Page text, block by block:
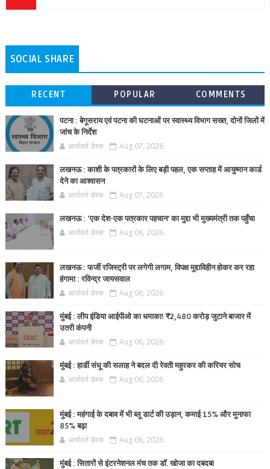
SOCIAL SHARE
RECENT POPULAR COMMENTS
पटना : बेगूसराय एवं पटना की घटनाओं पर स्वास्थ्य विभाग सख्त, दोनों जिलों में
जांच के निर्देश
आर्यावर्त डेस्क Aug 07, 2026
लखनऊ : काशी के पत्रकारों के लिए बड़ी पहल, एक सप्ताह में आयुष्मान कार्ड
देने का आश्वासन
आर्यावर्त डेस्क Aug 07, 2026
लखनऊ : ‘एक देश-एक पत्रकार पहचान’ का मुद्दा भी मुख्यमंत्री तक पहुँचा
आर्यावर्त डेस्क Aug 06, 2026
लखनऊ : फर्जी रजिस्ट्री पर लगेगी लगाम, विपक्ष मुद्दाविहीन होकर कर रहा
हंगामा : रविन्द्र जायसवाल
आर्यावर्त डेस्क Aug 06, 2026
मुंबई : लीप इंडिया आईपीओ का धमाका! ₹2,480 करोड़ जुटाने बाजार में
उतरी कंपनी
आर्यावर्त डेस्क Aug 06, 2026
मुंबई : हार्डी संधू की सलाह ने बदल दी रेवती महुरकर की करियर सोच
आर्यावर्त डेस्क Aug 06, 2026
मुंबई : महंगाई के दबाव में भी ब्लू डार्ट की उड़ान, कमाई 15% और मुनाफा
85% बढ़ा
आर्यावर्त डेस्क Aug 06, 2026
मुंबई : सितारों से इंटरनेशनल मंच तक डॉ. खोजा का दबदबा